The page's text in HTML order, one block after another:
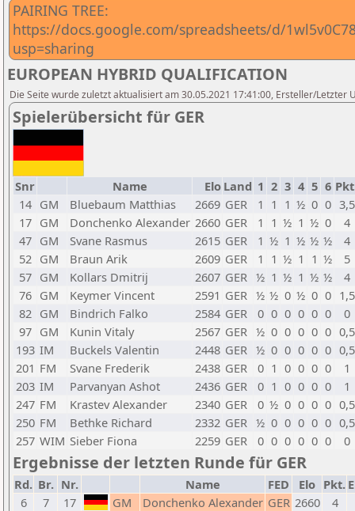
PAIRING TREE:
https://docs.google.com/spreadsheets/d/
usp=sharing
EUROPEAN HYBRID QUALIFICATION
Die Seite wurde zuletzt aktualisiert am 30.05.2021 17:41:00, Ersteller/Letzter
Spielerübersicht für GER
Snr Name Elo Land 1 2 3 4 5 6
14 GM Bluebaum Matthias 2669 GER 1 1 1 ½ 0 0 3,5
17 GM Donchenko Alexander 2660 GER 1 1 ½ 1 ½ 0
4
47 GM Svane Rasmus 2615 GER 1 ½ 1 ½ ½ ½
4
52 GM Braun Arik 2609 GER 1 1 ½ 1 1 ½
5
57 GM Kollars Dmitrij 2607 GER ½ 1 ½ 1 ½ ½
4
76 GM Keymer Vincent 2591 GER ½ ½ 0 ½ 0 0 1,5
82 GM Bindrich Falko 2584 GER 0 0 0 0 0 0
0
97 GM Kunin Vitaly 2567 GER ½ 0 0 0 0 0 0,5
193 IM Buckels Valentin 2448 GER ½ 0 0 0 0 0 0,5
201 FM Svane Frederik 2438 GER 0 1 0 0 0 0
1
203 IM Parvanyan Ashot 2436 GER 0 1 0 0 0 0
1
247 FM Krastev Alexander 2340 GER 0 ½ 0 0 0 0 0,5
250 FM Bethke Richard 2332 GER ½ 0 0 0 0 0 0,5
257 WIM Sieber Fiona 2259 GER 0 0 0 0 0 0 0
Ergebnisse der letzten Runde für GER
Rd. Br. Nr. Name FED Elo Pkt.
6
7 17 GM Donchenko Alexander GER 2660
4